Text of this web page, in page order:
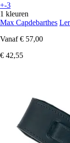
+-3
1 kleuren
Max Capdebarthes
Vanaf € 57,00
€ 42,55